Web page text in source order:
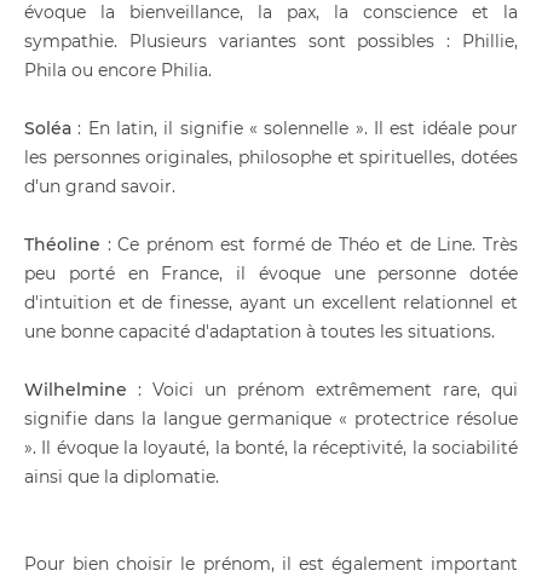
évoque la bienveillance, la pax, la conscience et la
sympathie. Plusieurs variantes sont possibles : Phillie,
Phila ou encore Philia.
Soléa : En latin, il signifie « solennelle ». Il est idéale pour
les personnes originales, philosophe et spirituelles, dotées
d'un grand savoir.
Théoline : Ce prénom est formé de Théo et de Line. Très
peu porté en France, il évoque une personne dotée
d'intuition et de finesse, ayant un excellent relationnel et
une bonne capacité d'adaptation à toutes les situations.
Wilhelmine : Voici un prénom extrêmement rare, qui
signifie dans la langue germanique « protectrice résolue
». Il évoque la loyauté, la bonté, la réceptivité, la sociabilité
ainsi que la diplomatie.
Pour bien choisir le prénom, il est également important